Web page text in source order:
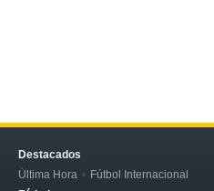
Destacados
Última Hora
Fútbol Internacional